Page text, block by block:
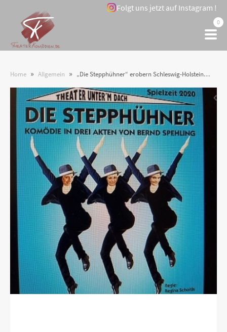
Folgt uns jetzt auf Instagram !
0
Home » Allgemein » „Die Stepphühner“ erobern Schleswig-Holstein…